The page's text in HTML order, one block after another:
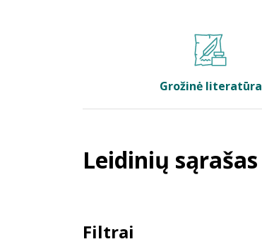
Grožinė literatūra
Leidinių sąrašas
Filtrai